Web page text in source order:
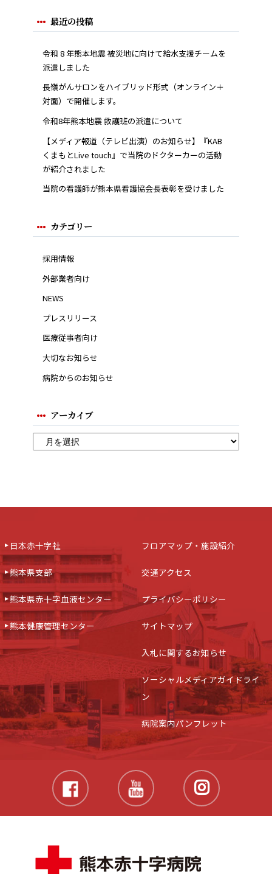
最近の投稿
令和 8 年熊本地震 被災地に向けて給水支援チームを
派遣しました
長嶺がんサロンをハイブリッド形式（オンライン＋
対面）で開催します。
令和8年熊本地震 救護班の派遣について
【メディア報道（テレビ出演）のお知らせ】『KAB
くまもとLive touch』で当院のドクターカーの活動
が紹介されました
当院の看護師が熊本県看護協会長表彰を受けました
カテゴリー
採用情報
外部業者向け
NEWS
プレスリリース
医療従事者向け
大切なお知らせ
病院からのお知らせ
アーカイブ
日本赤十字社
熊本県支部
熊本県赤十字血液センター
熊本健康管理センター
フロアマップ・施設紹介
交通アクセス
プライバシーポリシー
サイトマップ
入札に関するお知らせ
ソーシャルメディアガイドライ
ン
病院案内パンフレット